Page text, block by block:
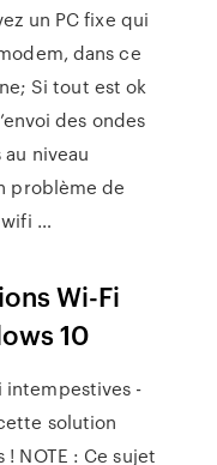
un PC fixe qui
dans ce
Si tout est ok
des ondes
niveau
problème de
…
Wi-Fi
10
intempestives -
solution
NOTE : Ce sujet